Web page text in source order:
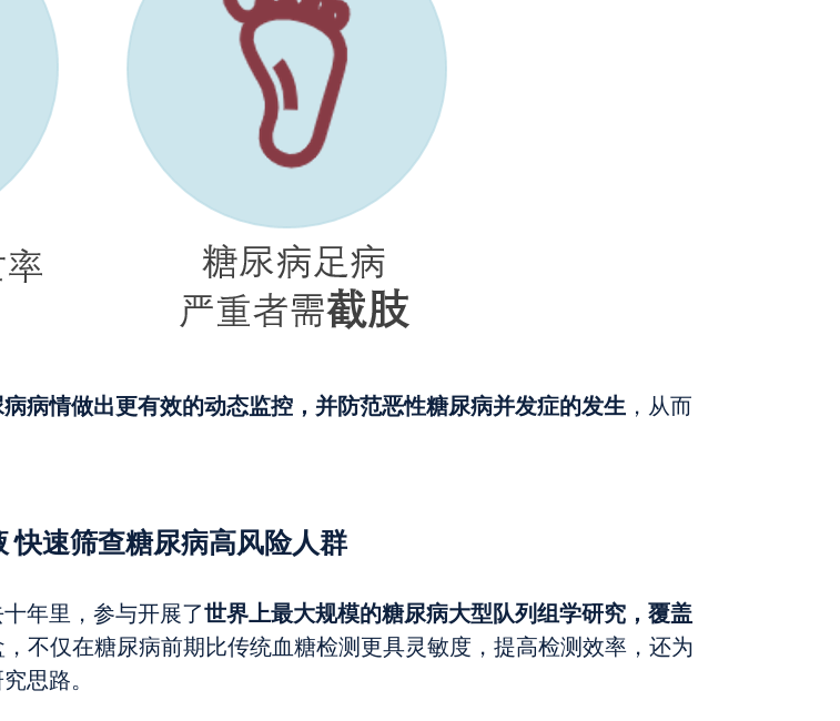
病情做出更有效的动态监控，并防范恶性糖尿病并发症的发生 ，从而
快速筛查糖尿病高风险人群
年里，参与开展了世界上最大规模的糖尿病大型队列组学研究，覆盖
不仅在糖尿病前期比传统血糖检测更具灵敏度，提高检测效率，还为
思路。